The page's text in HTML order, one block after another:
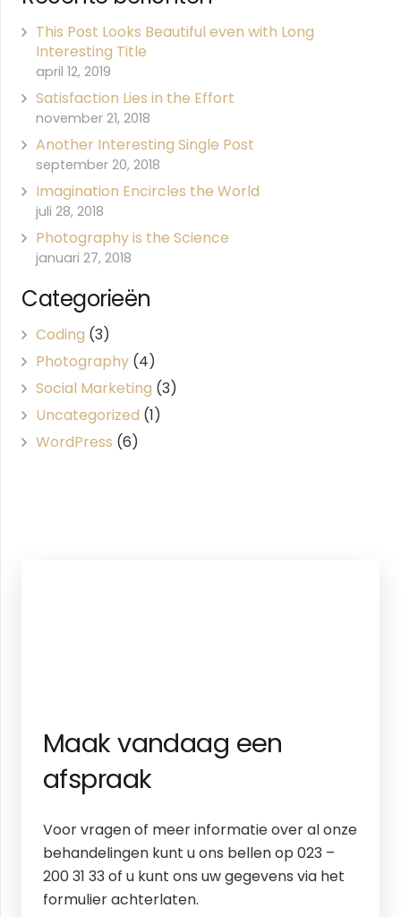
This Post Looks Beautiful even with Long
Interesting Title
april 12, 2019
Satisfaction Lies in the Effort
november 21, 2018
Another Interesting Single Post
september 20, 2018
Imagination Encircles the World
juli 28, 2018
Photography is the Science
januari 27, 2018
Categorieën
Coding (3)
Photography (4)
Social Marketing (3)
Uncategorized (1)
WordPress (6)
Maak vandaag een
afspraak
Voor vragen of meer informatie over al onze
behandelingen kunt u ons bellen op 023 –
200 31 33 of u kunt ons uw gegevens via het
formulier achterlaten.